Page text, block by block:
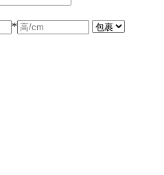
*